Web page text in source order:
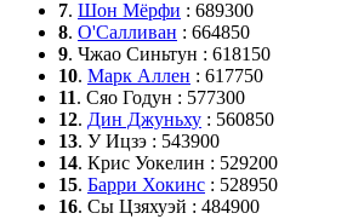
7. Шон Мёрфи : 689300
8. О'Салливан : 664850
9. Чжао Синьтун : 618150
10. Марк Аллен : 617750
11. Сяо Годун : 577300
12. Дин Джуньху : 560850
13. У Ицзэ : 543900
14. Крис Уокелин : 529200
15. Барри Хокинс : 528950
16. Сы Цзяхуэй : 484900